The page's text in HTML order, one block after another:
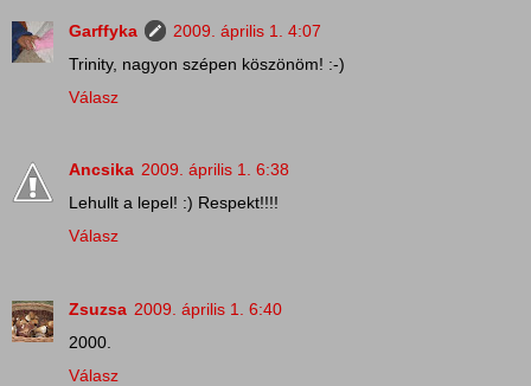
Garffyka
2009. április 1. 4:07
Trinity, nagyon szépen köszönöm! :-)
Válasz
Ancsika 2009. április 1. 6:38
Lehullt a lepel! :) Respekt!!!!
Válasz
Zsuzsa 2009. április 1. 6:40
2000.
Válasz